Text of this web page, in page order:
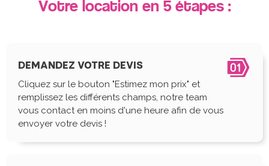
Votre location en 5 étapes :
DEMANDEZ VOTRE DEVIS
Cliquez sur le bouton "Estimez mon prix" et
remplissez les différents champs, notre team
vous contact en moins d'une heure afin de vous
envoyer votre devis !